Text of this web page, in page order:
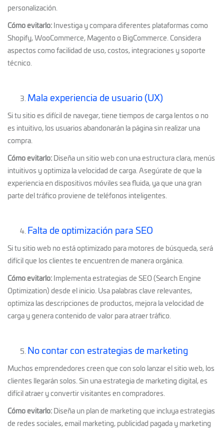
personalización.
Cómo evitarlo: Investiga y compara diferentes plataformas como
Shopify, WooCommerce, Magento o BigCommerce. Considera
aspectos como facilidad de uso, costos, integraciones y soporte
técnico.
Mala experiencia de usuario (UX)
Si tu sitio es difícil de navegar, tiene tiempos de carga lentos o no
es intuitivo, los usuarios abandonarán la página sin realizar una
compra.
Cómo evitarlo: Diseña un sitio web con una estructura clara, menús
intuitivos y optimiza la velocidad de carga. Asegúrate de que la
experiencia en dispositivos móviles sea fluida, ya que una gran
parte del tráfico proviene de teléfonos inteligentes.
Falta de optimización para SEO
Si tu sitio web no está optimizado para motores de búsqueda, será
difícil que los clientes te encuentren de manera orgánica.
Cómo evitarlo: Implementa estrategias de SEO (Search Engine
Optimization) desde el inicio. Usa palabras clave relevantes,
optimiza las descripciones de productos, mejora la velocidad de
carga y genera contenido de valor para atraer tráfico.
No contar con estrategias de marketing
Muchos emprendedores creen que con solo lanzar el sitio web, los
clientes llegarán solos. Sin una estrategia de marketing digital, es
difícil atraer y convertir visitantes en compradores.
Cómo evitarlo: Diseña un plan de marketing que incluya estrategias
de redes sociales, email marketing, publicidad pagada y marketing